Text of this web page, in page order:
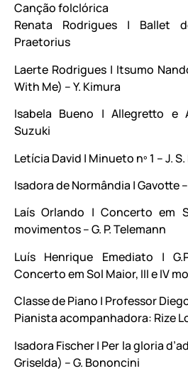
Canção folclórica
Renata Rodrigues | Ballet
Praetorius
Laerte Rodrigues | Itsumo
With Me) – Y. Kimura
Isabela Bueno | Allegretto e
Suzuki
Letícia David | Minueto nº 1 – J.
Isadora de Normândia | Gavotte –
Laís Orlando | Concerto em
movimentos – G. P. Telemann
Luís Henrique Emediato |
Concerto em Sol Maior, III e IV
Classe de Piano | Professor
Pianista acompanhadora: Rize
Isadora Fischer | Per la gloria
Griselda) – G. Bononcini